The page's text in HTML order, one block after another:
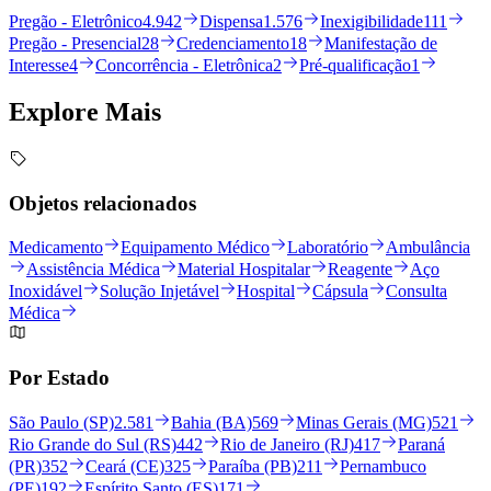
Pregão - Eletrônico4.942 Dispensa1.576 Inexigibilidade111
Pregão - Presencial28 Credenciamento18
Manifestação de
Interesse4 Concorrência - Eletrônica2 Pré-qualificação1
Explore Mais
Objetos relacionados
Medicamento Equipamento Médico Laboratório
Ambulância
Assistência Médica
Material Hospitalar Reagente
Aço
Inoxidável
Solução Injetável Hospital Cápsula
Consulta
Médica
Por Estado
São Paulo (SP)2.581 Bahia (BA)569 Minas Gerais (MG)521
Rio Grande do Sul (RS)442 Rio de Janeiro (RJ)417
Paraná
(PR)352 Ceará (CE)325 Paraíba (PB)211
Pernambuco